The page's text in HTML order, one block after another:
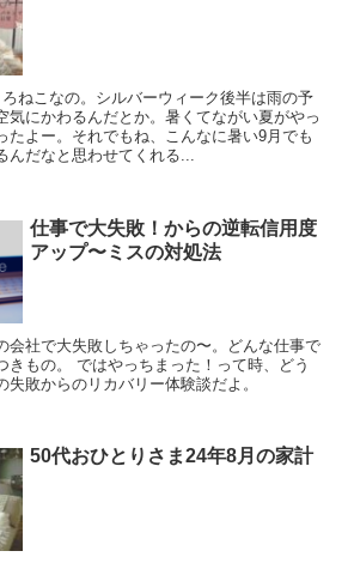
ねこなの。シルバーウィーク後半は雨の予
気にかわるんだとか。暑くてながい夏がやっ
たよー。それでもね、こんなに暑い9月でも
んだなと思わせてくれる...
仕事で大失敗！からの逆転信用度
アップ〜ミスの対処法
会社で大失敗しちゃったの〜。どんな仕事で
きもの。 ではやっちまった！って時、どう
敗からのリカバリー体験談だよ。
50代おひとりさま24年8月の家計